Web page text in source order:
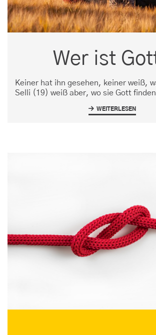
Wer ist
Keiner hat ihn gesehen, keiner weiß,
Selli (19) weiß aber, wo sie Gott
WEITERLESEN